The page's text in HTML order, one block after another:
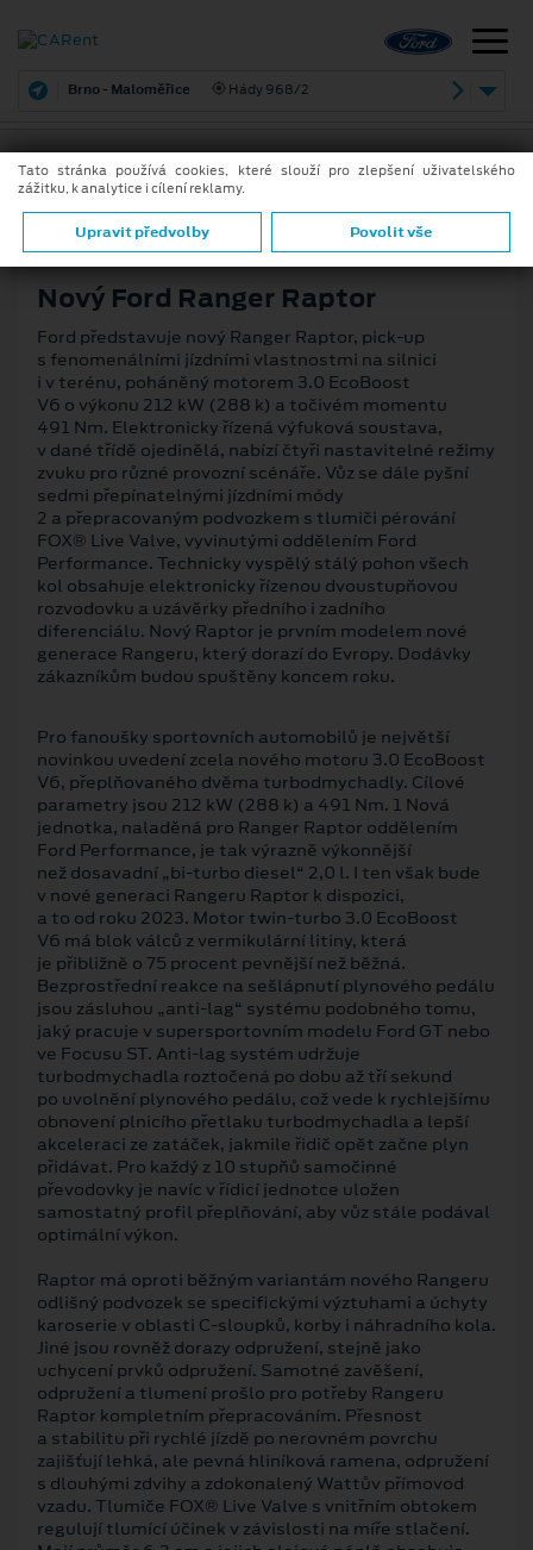
Brno - Maloměřice Hády 968/2
22. 2. 2022
Nový Ford Ranger Raptor
Ford představuje nový Ranger Raptor, pick-up
s fenomenálními jízdními vlastnostmi na silnici
i v terénu, poháněný motorem 3.0 EcoBoost
V6 o výkonu 212 kW (288 k) a točivém momentu
491 Nm. Elektronicky řízená výfuková soustava,
v dané třídě ojedinělá, nabízí čtyři nastavitelné režimy
zvuku pro různé provozní scénáře. Vůz se dále pyšní
sedmi přepínatelnými jízdními módy
2 a přepracovaným podvozkem s tlumiči pérování
FOX® Live Valve, vyvinutými oddělením Ford
Performance. Technicky vyspělý stálý pohon všech
kol obsahuje elektronicky řízenou dvoustupňovou
rozvodovku a uzávěrky předního i zadního
diferenciálu. Nový Raptor je prvním modelem nové
generace Rangeru, který dorazí do Evropy. Dodávky
zákazníkům budou spuštěny koncem roku.
Pro fanoušky sportovních automobilů je největší
novinkou uvedení zcela nového motoru 3.0 EcoBoost
V6, přeplňovaného dvěma turbodmychadly. Cílové
parametry jsou 212 kW (288 k) a 491 Nm. 1 Nová
jednotka, naladěná pro Ranger Raptor oddělením
Ford Performance, je tak výrazně výkonnější
než dosavadní „bi-turbo diesel“ 2,0 l. I ten však bude
v nové generaci Rangeru Raptor k dispozici,
a to od roku 2023. Motor twin-turbo 3.0 EcoBoost
V6 má blok válců z vermikulární litiny, která
je přibližně o 75 procent pevnější než běžná.
Bezprostřední reakce na sešlápnutí plynového pedálu
jsou zásluhou „anti-lag“ systému podobného tomu,
jaký pracuje v supersportovním modelu Ford GT nebo
ve Focusu ST. Anti-lag systém udržuje
turbodmychadla roztočená po dobu až tří sekund
po uvolnění plynového pedálu, což vede k rychlejšímu
obnovení plnicího přetlaku turbodmychadla a lepší
akceleraci ze zatáček, jakmile řidič opět začne plyn
přidávat. Pro každý z 10 stupňů samočinné
převodovky je navíc v řídicí jednotce uložen
samostatný profil přeplňování, aby vůz stále podával
optimální výkon.
Raptor má oproti běžným variantám nového Rangeru
odlišný podvozek se specifickými výztuhami a úchyty
karoserie v oblasti C-sloupků, korby i náhradního kola.
Jiné jsou rovněž dorazy odpružení, stejně jako
uchycení prvků odpružení. Samotné zavěšení,
odpružení a tlumení prošlo pro potřeby Rangeru
Raptor kompletním přepracováním. Přesnost
a stabilitu při rychlé jízdě po nerovném povrchu
zajišťují lehká, ale pevná hliníková ramena, odpružení
s dlouhými zdvihy a zdokonalený Wattův přímovod
vzadu. Tlumiče FOX® Live Valve s vnitřním obtokem
regulují tlumící účinek v závislosti na míře stlačení.
Tato stránka používá cookies, které slouží pro zlepšení uživatelského
zážitku, k analytice i cílení reklamy.
Upravit předvolby Povolit vše